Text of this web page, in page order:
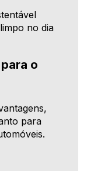
no dia
o
para